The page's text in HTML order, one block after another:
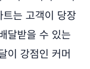
는 고객이 당장
달받을 수 있는
이 강점인 커머